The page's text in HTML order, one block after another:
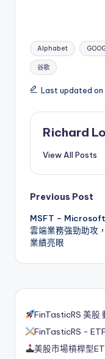
Tags:
Alphabet
谷歌
Last updated on
Richard Lo
View All Posts
Post
Previous Post
MSFT –
雲端業務強勁助攻
業績亮眼
FinTasticRS 美股
FinTasticRS -
美股市場槓桿型